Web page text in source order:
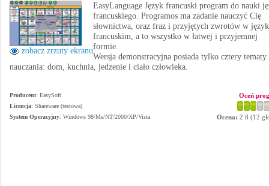
zobacz zrzuty ekranu
EasyLanguage Język francuski program do nauki
francuskiego. Programos ma zadanie nauczyć Cię
słownictwa, oraz fraz i przyjętych zwrotów w
francuskim, a to wszystko w łatwej i przyjemnej
formie.
Wersja demonstracyjna posiada tylko cztery tematy
nauczania: dom, kuchnia, jedzenie i ciało człowieka.
Producent: EasySoft
Licencja: Shareware (testowa)
System Operacyjny: Windows 98/Me/NT/2000/XP/Vista
Oceń
Ocena: 2.8 (12